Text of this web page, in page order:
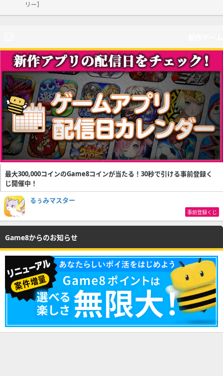
リー】
最大300,000コインのGame8コインが当たる！30秒で引ける事前登録く
じ開催中！
るぅみマスター
事前登録くじ
Game8からのお知らせ